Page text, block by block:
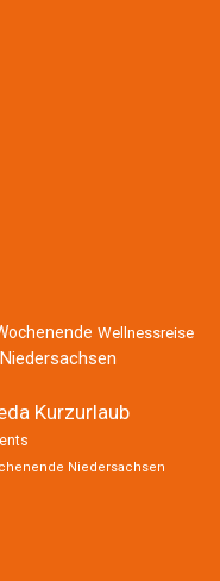
Wellnessreise
Kurzurlaub
Niedersachsen